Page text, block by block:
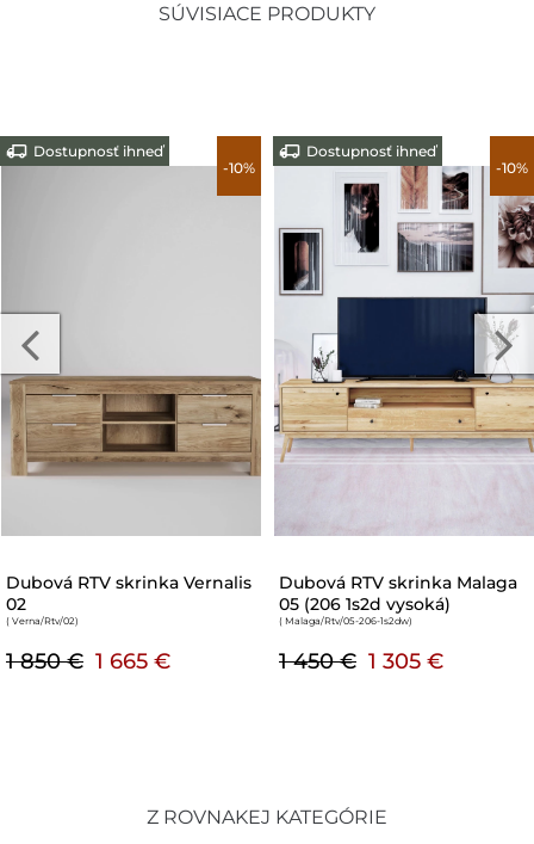
SÚVISIACE PRODUKTY
Dostupnosť 14-21 dní
Dubová televízna skrinka
Notte 62
( Notte/RTV/62-1d1s1w-144/60
1 800 € s DPH
Dostupnosť ihneď
Dubová RTV skrinka Steel 02
(2d nízka)
( Steel/Rtv/02-2dn)
1 100 € s DPH
Z ROVNAKEJ KATEGÓRIE